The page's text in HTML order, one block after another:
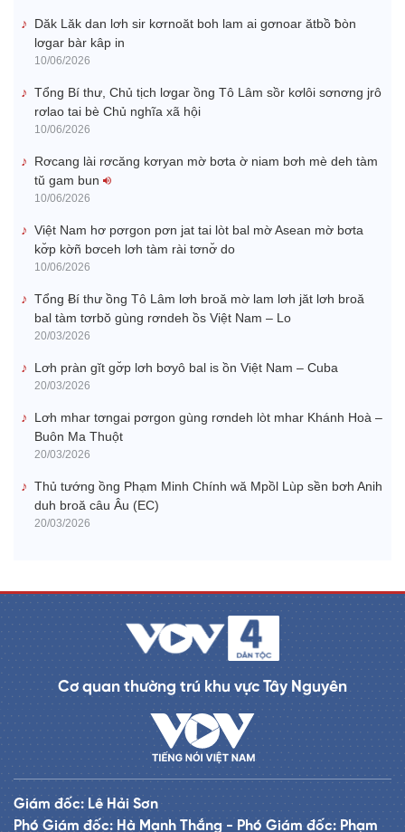
Dăk Lăk dan lơh sir kơrnoăt boh lam ai gơnoar ătbồ ƀòn
lơgar bàr kâp in
10/06/2026
Tổng Bí thư, Chủ tịch lơgar ồng Tô Lâm sồr kơlôi sơnơng jrô
rơlao tai bè Chủ nghĩa xã hội
10/06/2026
Rơcang lài rơcăng kơryan mờ bơta ờ niam bơh mè deh tàm
tŭ gam bun
10/06/2026
Việt Nam hơ pơrgon pơn jat tai lòt bal mờ Asean mờ bơta
kơ̆p kờñ bơceh lơh tàm rài tơnơ̆ do
10/06/2026
Tổng Ƀí thư ồng Tô Lâm lơh broă mờ lam lơh jăt lơh broă
bal tàm tơrbŏ gùng rơndeh ồs Việt Nam – Lo
20/03/2026
Lơh pràn gĭt gơ̆p lơh bơyô bal is ồn Việt Nam – Cuba
20/03/2026
Lơh mhar tơngai pơrgon gùng rơndeh lòt mhar Khánh Hoà –
Buôn Ma Thuột
20/03/2026
Thủ tướng ồng Phạm Minh Chính wă Mpồl Lùp sền bơh Anih
duh broă câu Âu (EC)
20/03/2026
Cơ quan thường trú khu vực Tây Nguyên
Giám đốc: Lê Hải Sơn
Phó Giám đốc: Hà Mạnh Thắng - Phó Giám đốc: Phạm